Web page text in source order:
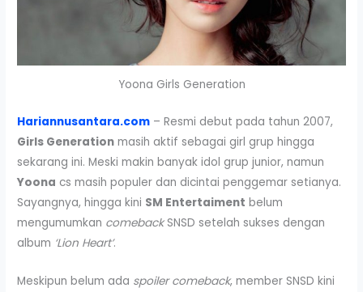
Yoona Girls Generation
Hariannusantara.com – Resmi debut pada tahun 2007,
Girls Generation masih aktif sebagai girl grup hingga
sekarang ini. Meski makin banyak idol grup junior, namun
Yoona cs masih populer dan dicintai penggemar setianya.
Sayangnya, hingga kini SM Entertaiment belum
mengumumkan comebackSNSD setelah sukses dengan
album ‘Lion Heart’.
Meskipun belum ada spoiler comeback, member SNSD kini